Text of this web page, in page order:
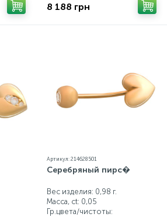
8 188 грн
Артикул: 214628501
Серебряный пирс�
Вес изделия: 0,98 г.
Масса, ct: 0,05
Гр.цвета/чистоты: